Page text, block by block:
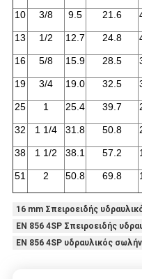
10 3/8 9.5 21.6
13 1/2 12.7 24.8
16 5/8 15.9 28.5
19 3/4 19.0 32.5
25 1 25.4 39.7
32 1 1/4 31.8 50.8
38 1 1/2 38.1 57.2
51 2 50.8 69.8
16 mm Σπειροειδής
EN 856 4SP Σπειροειδής
EN 856 4SP υδραυλικός